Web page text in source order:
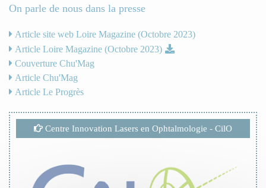
On parle de nous dans la presse
Article site web Loire Magazine (Octobre 2023)
Article Loire Magazine (Octobre 2023)
Couverture Chu'Mag
Article Chu'Mag
Article Le Progrès
Centre Innovation Lasers en Ophtalmologie - CilO